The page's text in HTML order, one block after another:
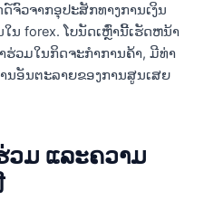
ຈົວຈາກອຸປະສັກທາງການເງິນ
ນ forex. ໂບນັດເຫຼົ່ານີ້ເຮັດຫນ້າ
ຮ່ວມໃນກິດຈະກໍາການຄ້າ, ມີທ່າ
ນອັນຕະລາຍຂອງການສູນເສຍ
ວມ ແລະຄວາມ